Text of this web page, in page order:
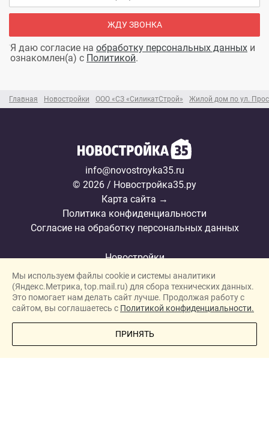
Главная Новостройки ООО «СЗ «СиликатСтрой» Жилой дом по ул.
ЖДУ ЗВОНКА
Я даю согласие на обработку персональных данных и
ознакомлен(а) с Политикой.
info@novostroyka35.ru
© 2026 / Новостройка35.ру
Карта сайта →
Политика конфиденциальности
Согласие на обработку персональных данных
Новостройки
Застройщики
Ипотека
Полезная информация
Видеообзоры ЖК
ПОЗВОНИТЕ МНЕ
Мы используем файлы cookie и системы аналитики
(Яндекс.Метрика, top.mail.ru) для сбора технических данных.
Это помогает нам делать сайт лучше. Продолжая работу с
сайтом, вы соглашаетесь с Политикой конфиденциальности.
ПРИНЯТЬ